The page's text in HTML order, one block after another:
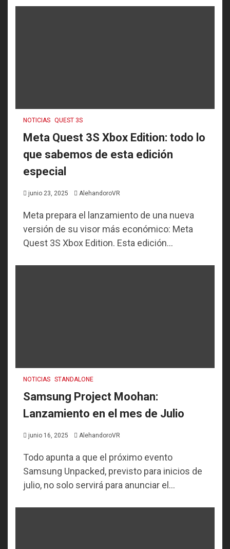
NOTICIAS QUEST 3S
Meta Quest 3S Xbox Edition: todo lo
que sabemos de esta edición
especial
junio 23, 2025 AlehandoroVR
Meta prepara el lanzamiento de una nueva
versión de su visor más económico: Meta
Quest 3S Xbox Edition. Esta edición...
NOTICIAS STANDALONE
Samsung Project Moohan:
Lanzamiento en el mes de Julio
junio 16, 2025 AlehandoroVR
Todo apunta a que el próximo evento
Samsung Unpacked, previsto para inicios de
julio, no solo servirá para anunciar el...